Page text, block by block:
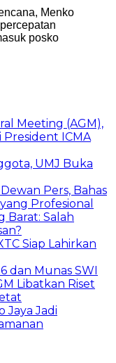
Menko
posko
Meeting (AGM),
President ICMA
UMJ Buka
Pers, Bahas
Profesional
Barat: Salah
Siap Lahirkan
dan Munas SWI
Libatkan Riset
Jaya Jadi